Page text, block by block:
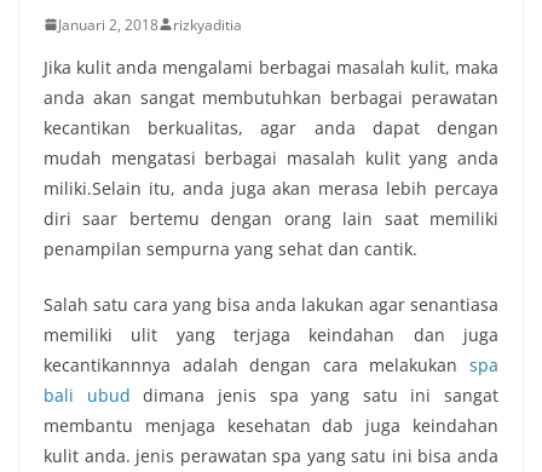
Januari 2, 2018 rizkyaditia
Jika kulit anda mengalami berbagai masalah kulit, maka
anda akan sangat membutuhkan berbagai perawatan
kecantikan berkualitas, agar anda dapat dengan
mudah mengatasi berbagai masalah kulit yang anda
miliki.Selain itu, anda juga akan merasa lebih percaya
diri saar bertemu dengan orang lain saat memiliki
penampilan sempurna yang sehat dan cantik.
Salah satu cara yang bisa anda lakukan agar senantiasa
memiliki ulit yang terjaga keindahan dan juga
kecantikannnya adalah dengan cara melakukan spa
bali ubud dimana jenis spa yang satu ini sangat
membantu menjaga kesehatan dab juga keindahan
kulit anda. jenis perawatan spa yang satu ini bisa anda